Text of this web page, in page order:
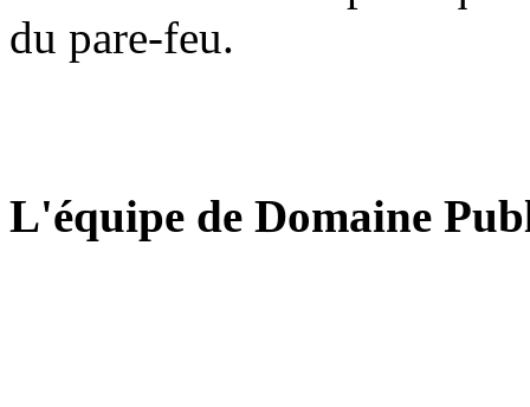
du pare-feu.
L'équipe de Domaine